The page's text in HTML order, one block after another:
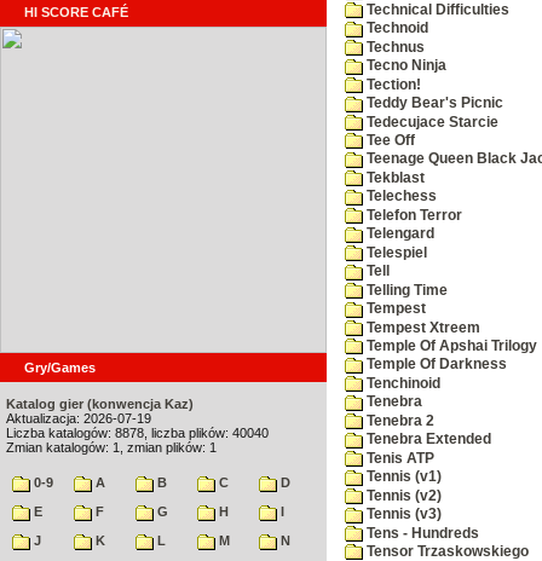
HI SCORE CAFÉ
Gry/Games
Katalog gier (konwencja Kaz)
Aktualizacja: 2026-07-19
Liczba katalogów: 8878, liczba plików: 40040
Zmian katalogów: 1, zmian plików: 1
0-9 A B C
D
E
F G H
I
J
K L M
N
Technical Difficulties
Technoid
Technus
Tecno Ninja
Tection!
Teddy Bear's Picnic
Tedecujace Starcie
Tee Off
Teenage Queen Black
Tekblast
Telechess
Telefon Terror
Telengard
Telespiel
Tell
Telling Time
Tempest
Tempest Xtreem
Temple Of Apshai Trilogy
Temple Of Darkness
Tenchinoid
Tenebra
Tenebra 2
Tenebra Extended
Tenis ATP
Tennis (v1)
Tennis (v2)
Tennis (v3)
Tens - Hundreds
Tensor Trzaskowskiego